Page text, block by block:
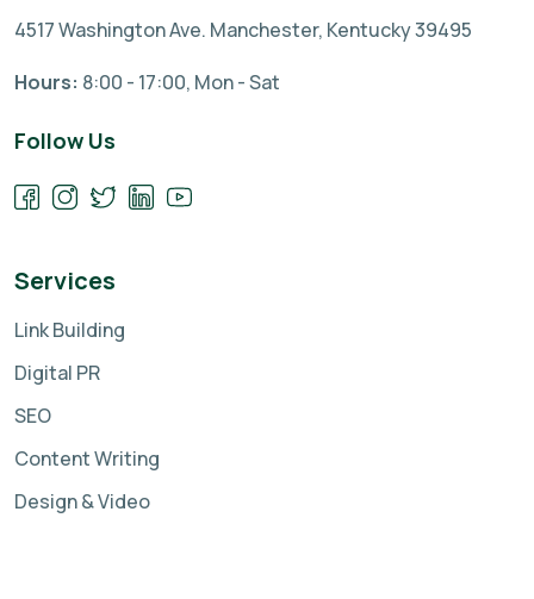
4517 Washington Ave. Manchester, Kentucky 39495
Hours: 8:00 - 17:00, Mon - Sat
Follow Us
Services
Link Building
Digital PR
SEO
Content Writing
Design & Video